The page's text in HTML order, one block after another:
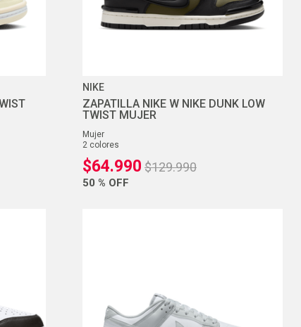
NIKE
ZAPATILLA NIKE W NIKE DUNK LOW
TWIST MUJER
mujer
2 colores
$64.990 $129.990
50 % OFF